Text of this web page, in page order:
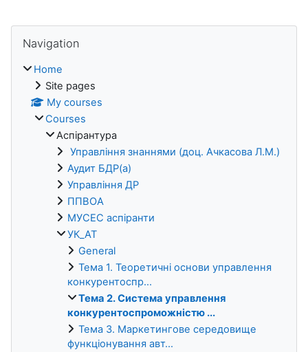
Navigation
Home
Site pages
My courses
Courses
Аспірантура
Управління знаннями (доц. Ачкасова Л.М.)
Аудит БДР(а)
Управління ДР
ППВОА
МУСЕС аспіранти
УК_АТ
General
Тема 1. Теоретичні основи управлення
конкурентоспр...
Тема 2. Система управлення
конкурентоспроможністю ...
Тема 3. Маркетингове середовище
функціонування авт...